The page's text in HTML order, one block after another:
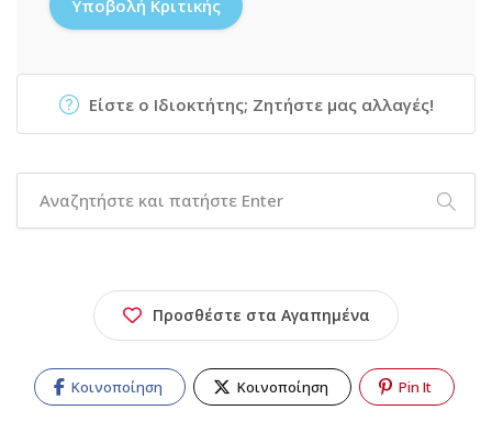
Είστε ο Ιδιοκτήτης; Ζητήστε μας αλλαγές!
Προσθέστε στα Αγαπημένα
Κοινοποίηση Κοινοποίηση Pin It